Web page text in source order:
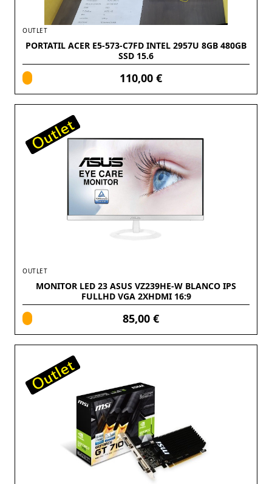
OUTLET
PORTATIL ACER E5-573-C7FD INTEL 2957U 8GB 480GB
SSD 15.6
110,00 €
OUTLET
MONITOR LED 23 ASUS VZ239HE-W BLANCO IPS
FULLHD VGA 2XHDMI 16:9
85,00 €